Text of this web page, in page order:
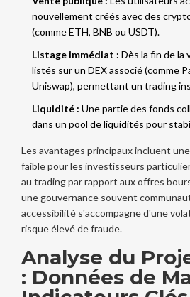
nouvellement créés avec des
(comme ETH, BNB ou USDT).
Listage immédiat : Dès la fin de la
listés sur un DEX associé (comme
Uniswap), permettant un trading
Liquidité : Une partie des fonds
dans un pool de liquidités pour
Les avantages principaux incluent
faible pour les investisseurs
au trading par rapport aux offres
une gouvernance souvent
accessibilité s'accompagne d'une
risque élevé de fraude.
Analyse du
: Données de